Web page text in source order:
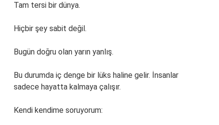
Tam tersi bir dünya.
Hiçbir şey sabit değil.
Bugün doğru olan yarın yanlış.
Bu durumda iç denge bir lüks haline gelir. İnsanlar
sadece hayatta kalmaya çalışır.
Kendi kendime soruyorum: